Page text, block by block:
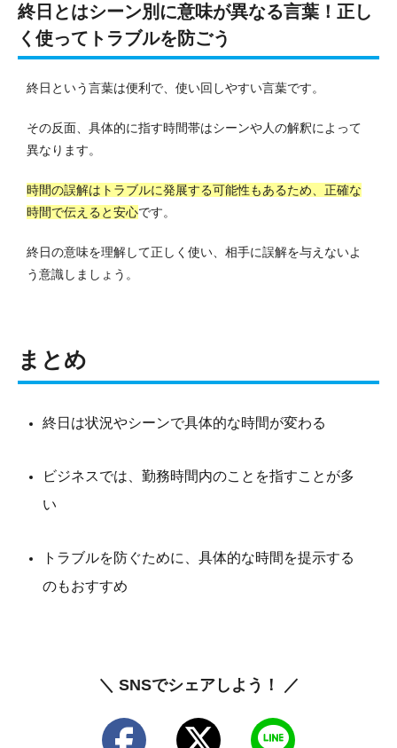
終日とはシーン別に意味が異なる言葉！正し
く使ってトラブルを防ごう
終日という言葉は便利で、使い回しやすい言葉です。
その反面、具体的に指す時間帯はシーンや人の解釈によって
異なります。
時間の誤解はトラブルに発展する可能性もあるため、正確な
時間で伝えると安心です。
終日の意味を理解して正しく使い、相手に誤解を与えないよ
う意識しましょう。
まとめ
終日は状況やシーンで具体的な時間が変わる
ビジネスでは、勤務時間内のことを指すことが多
い
トラブルを防ぐために、具体的な時間を提示する
のもおすすめ
＼ SNSでシェアしよう！ ／